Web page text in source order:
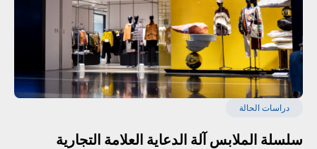
دراسات الحالة
سلسلة الملابس آلة الدعاية العلامة التجارية